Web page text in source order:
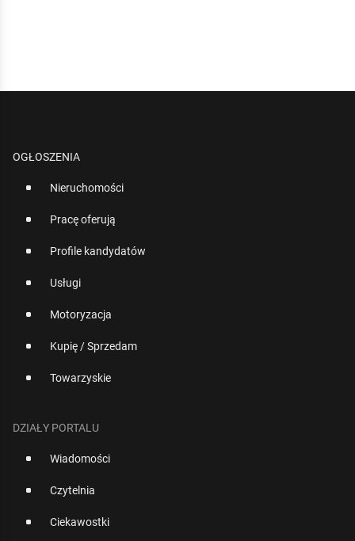
OGŁOSZENIA
Nieruchomości
Pracę oferują
Profile kandydatów
Usługi
Motoryzacja
Kupię / Sprzedam
Towarzyskie
DZIAŁY PORTALU
Wiadomości
Czytelnia
Ciekawostki